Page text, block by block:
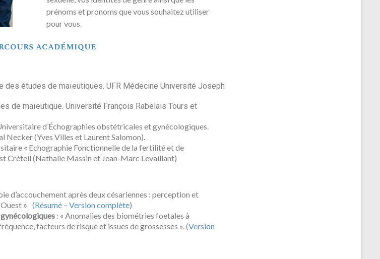
prénoms et pronoms que vous souhaitez utiliser
pour vous.
académique
des études de maïeutiques. UFR Médecine Université Joseph
de maïeutique. Université François Rabelais Tours et
d’Échographies obstétricales et gynécologiques.
(Yves Villes et Laurent Salomon).
« Echographie Fonctionnelle de la fertilité et de
Créteil (Nathalie Massin et Jean-Marc Levaillant)
d’accouchement après deux césariennes : perception et
». (Résumé – Version complète)
: « Anomalies des biométries foetales à
facteurs de risque et issues de grossesses ». (Version